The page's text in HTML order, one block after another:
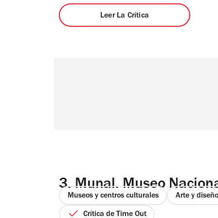
Leer La Crítica
3. Munal. Museo
Museos y centros culturales Arte y diseño
Crítica de Time Out